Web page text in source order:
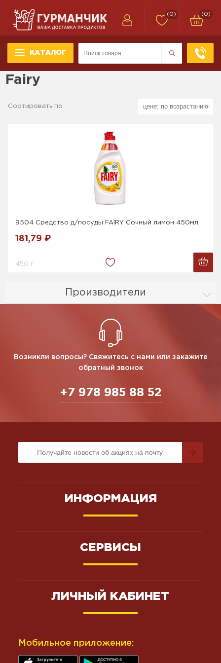
КАТАЛОГ
(0) (0)
Производители
Fairy
Сортировать по
9504 Средство д/посуды FAIRY Сочный лимон 450мл
181,79 ₽
450 г.
Возникли вопросы? Свяжитесь с нами или закажите
обратный звонок
+7 978 985 88 52
ИНФОРМАЦИЯ
СЕРВИСЫ
ЛИЧНЫЙ КАБИНЕТ
Мобильное приложение: